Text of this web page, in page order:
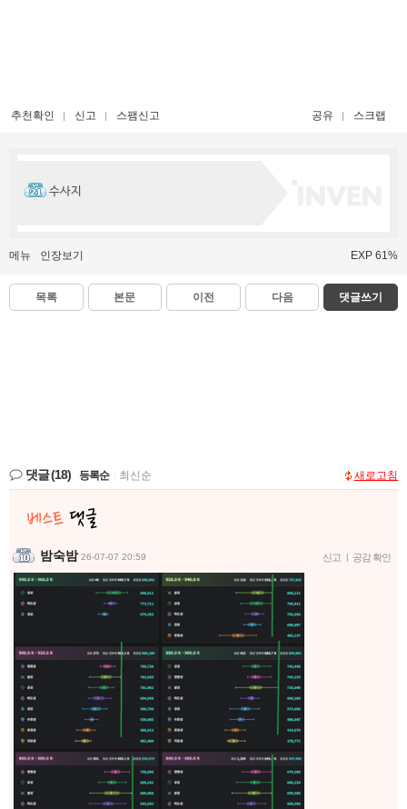
추천확인 신고 스팸신고 공유 스크랩
수사지
메뉴 인장보기 EXP 61%
목록 본문 이전 다음 댓글쓰기
댓글(18) 등록순 최신순 새로고침
밤숙밤 26-07-07 20:59 신고 | 공감 확인